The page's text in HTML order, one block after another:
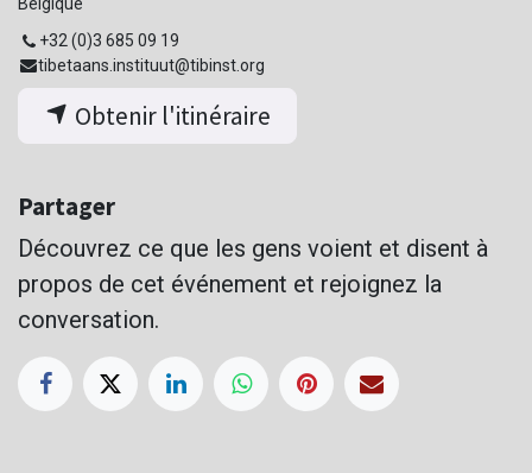
+32 (0)3 685 09 19
tibetaans.instituut@tibinst.org
Obtenir l'itinéraire
Partager
Découvrez ce que les gens voient et disent à
propos de cet événement et rejoignez la
conversation.